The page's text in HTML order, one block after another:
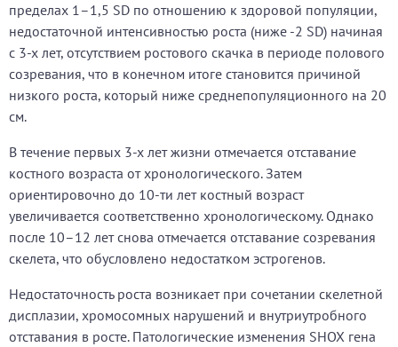
пределах 1–1,5 SD по отношению к здоровой популяции,
недостаточной интенсивностью роста (ниже -2 SD) начиная
с 3-х лет, отсутствием ростового скачка в периоде полового
созревания, что в конечном итоге становится причиной
низкого роста, который ниже среднепопуляционного на 20
см.
В течение первых 3-х лет жизни отмечается отставание
костного возраста от хронологического. Затем
ориентировочно до 10-ти лет костный возраст
увеличивается соответственно хронологическому. Однако
после 10–12 лет снова отмечается отставание созревания
скелета, что обусловлено недостатком эстрогенов.
Недостаточность роста возникает при сочетании скелетной
дисплазии, хромосомных нарушений и внутриутробного
отставания в росте. Патологические изменения SHOX гена